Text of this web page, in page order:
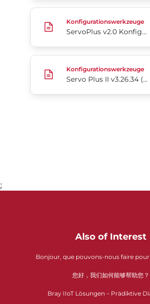
ServoPlus v2.0
Konfigurationswerkzeuge
ServoPlus v2.0 Konfigurationswerkzeug
Servo Plus II v3.26.34 (aktuell)
Konfigurationswerkzeuge
Servo Plus II v3.26.34 (aktuell)
;
Also of Interest
Bonjour, que pouvons-nous faire pour
您好，我们如何能够帮助您？
Bray IIoT Lösungen – Prädiktive